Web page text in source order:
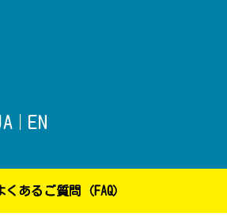
EN
くあるご質問（FAQ）